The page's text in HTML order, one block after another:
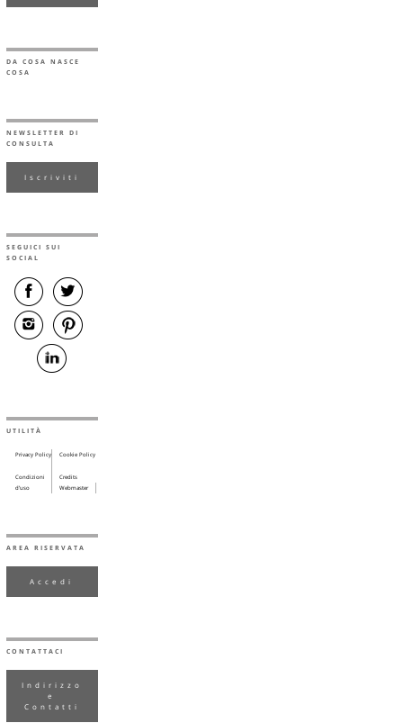
DA COSA NASCE
COSA
NEWSLETTER DI
CONSULTA
Iscriviti
SEGUICI SUI
SOCIAL
UTILITÀ
Privacy Policy Cookie Policy
Condizioni
d’uso
Credits
Webmaster
AREA RISERVATA
Accedi
CONTATTACI
Indirizzo
e
Contatti